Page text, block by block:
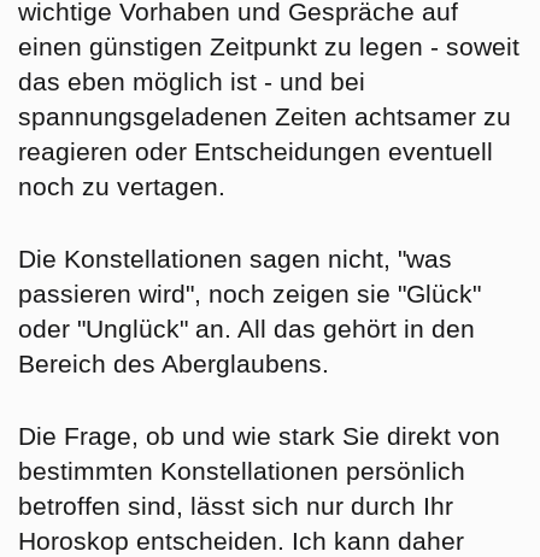
wichtige Vorhaben und Gespräche auf
einen günstigen Zeitpunkt zu legen - soweit
das eben möglich ist - und bei
spannungsgeladenen Zeiten achtsamer zu
reagieren oder Entscheidungen eventuell
noch zu vertagen.
Die Konstellationen sagen nicht, "was
passieren wird", noch zeigen sie "Glück"
oder "Unglück" an. All das gehört in den
Bereich des Aberglaubens.
Die Frage, ob und wie stark Sie direkt von
bestimmten Konstellationen persönlich
betroffen sind, lässt sich nur durch Ihr
Horoskop entscheiden. Ich kann daher